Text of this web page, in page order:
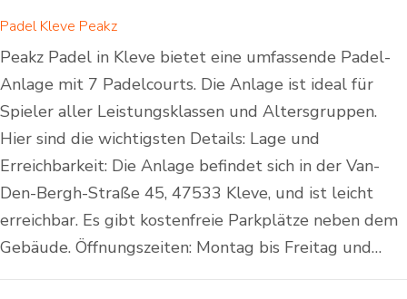
Padel Kleve Peakz
Peakz Padel in Kleve bietet eine umfassende Padel-
Anlage mit 7 Padelcourts. Die Anlage ist ideal für
Spieler aller Leistungsklassen und Altersgruppen.
Hier sind die wichtigsten Details: Lage und
Erreichbarkeit: Die Anlage befindet sich in der Van-
Den-Bergh-Straße 45, 47533 Kleve, und ist leicht
erreichbar. Es gibt kostenfreie Parkplätze neben dem
Gebäude. Öffnungszeiten: Montag bis Freitag und…